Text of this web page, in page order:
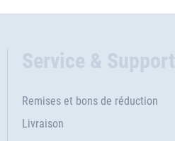
Service & Support
Remises et bons de réduction
Livraison